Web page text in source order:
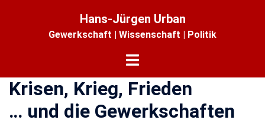
Hans-Jürgen Urban
Gewerkschaft | Wissenschaft | Politik
Menü
Krisen, Krieg, Frieden
… und die Gewerkschaften